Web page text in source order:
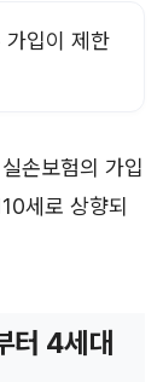
가입이 제한
손보험의 가입
세로 상향되
터 4세대